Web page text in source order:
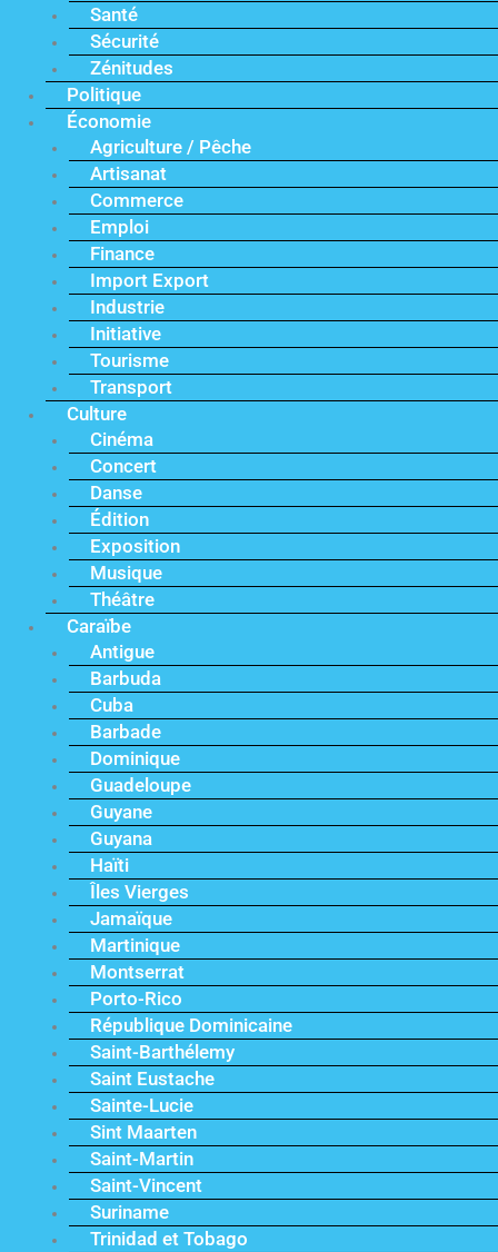
Santé
Sécurité
Zénitudes
Politique
Économie
Agriculture / Pêche
Artisanat
Commerce
Emploi
Finance
Import Export
Industrie
Initiative
Tourisme
Transport
Culture
Cinéma
Concert
Danse
Édition
Exposition
Musique
Théâtre
Caraïbe
Antigue
Barbuda
Cuba
Barbade
Dominique
Guadeloupe
Guyane
Guyana
Haïti
Îles Vierges
Jamaïque
Martinique
Montserrat
Porto-Rico
République Dominicaine
Saint-Barthélemy
Saint Eustache
Sainte-Lucie
Sint Maarten
Saint-Martin
Saint-Vincent
Suriname
Trinidad et Tobago